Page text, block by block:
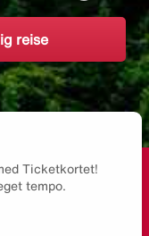
reise
Ticketkortet!
tempo.